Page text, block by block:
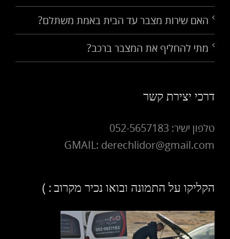
האם שירות מצבר עד הבית באמת משתלם?
מתי להחליף את המצבר ברכב?
דרכי יצירת קשר
טלפון ישיר: 052-5657183
GMAIL: derechlidor@gmail.com
הקליקו על התמונה ובואו נכיר מקרוב : )